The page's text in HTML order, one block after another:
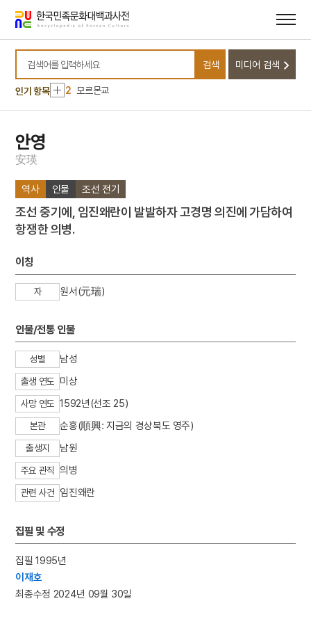
바로가기
바로가기
검색어를 입력하세요
검색 미디어 검색
인기 항목
10 신점
1 군항제
2
모르몬교
3 복사
7
다대포
8
묘법연화경
9
1 군항제
2
모르몬교
4 세종
5 5·16
6 개
7 다대포
8 묘법연화경
9 법계연기
10
안영
安瑛
역사 인물 조선 전기
조선 중기에, 임진왜란이 발발하자 고경명 의진에 가담하여
항쟁한 의병.
이칭
자 원서(元瑞)
인물/전통 인물
성별 남성
출생 연도 미상
사망 연도 1592년(선조 25)
본관 순흥(順興: 지금의 경상북도 영주)
출생지 남원
주요 관직 의병
관련 사건 임진왜란
집필 및 수정
집필 1995년
이재호
최종수정 2024년 09월 30일